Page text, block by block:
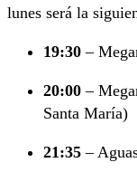
lunes será la
19:30 –
20:00 –
Santa María)
21:35 –